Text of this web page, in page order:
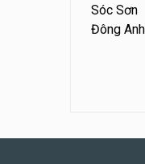
Sóc Sơn
Đông Anh